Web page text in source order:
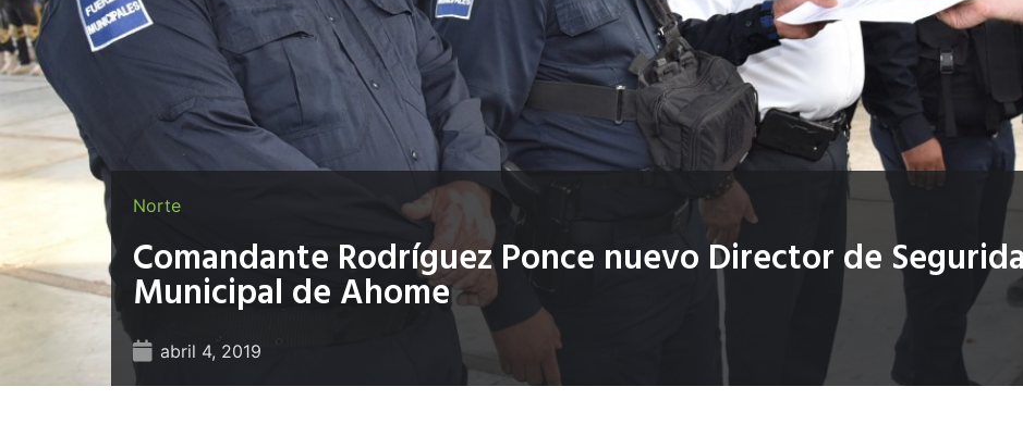
Norte
Comandante Rodríguez Ponce nuevo Director de
Municipal de Ahome
abril 4, 2019